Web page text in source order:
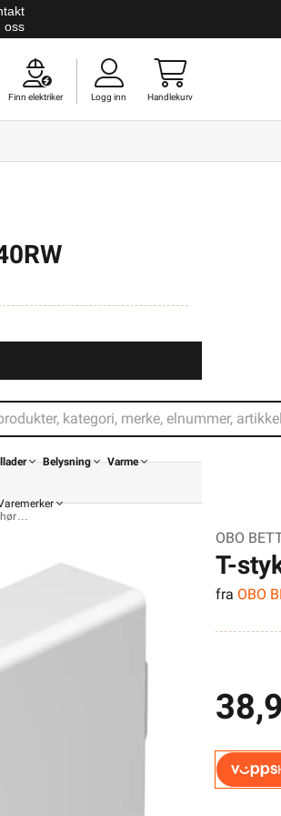
oss
Finn elektriker Logg inn Handlekurv
Belysning Varme
OBO
T-
fra OBO